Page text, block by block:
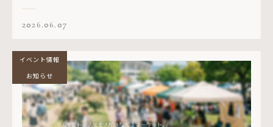
2026.06.07
イベント情報
お知らせ